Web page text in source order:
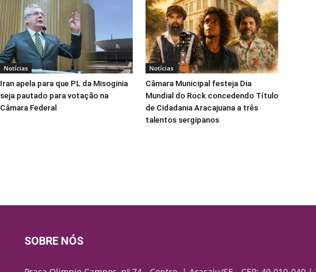
Notícias
Iran apela para que PL da Misoginia
seja pautado para votação na
Câmara Federal
Notícias
Câmara Municipal festeja Dia
Mundial do Rock concedendo Título
de Cidadania Aracajuana a três
talentos sergipanos
SOBRE NÓS